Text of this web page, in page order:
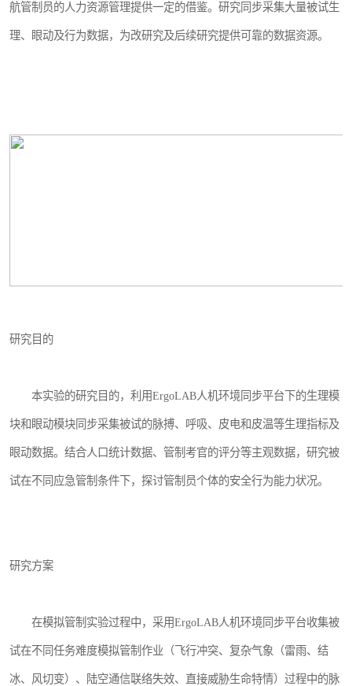
航管制员的人力资源管理提供一定的借鉴。研究同步采集大量被试生
理、眼动及行为数据，为改研究及后续研究提供可靠的数据资源。
研究目的
本实验的研究目的，利用ErgoLAB人机环境同步平台下的生理模
块和眼动模块同步采集被试的脉搏、呼吸、皮电和皮温等生理指标及
眼动数据。结合人口统计数据、管制考官的评分等主观数据，研究被
试在不同应急管制条件下，探讨管制员个体的安全行为能力状况。
研究方案
在模拟管制实验过程中，采用ErgoLAB人机环境同步平台收集被
试在不同任务难度模拟管制作业（飞行冲突、复杂气象（雷雨、结
冰、风切变）、陆空通信联络失效、直接威胁生命特情）过程中的脉